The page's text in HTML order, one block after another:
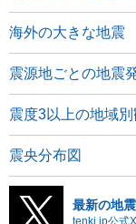
海外の大きな地震
震源地ごとの地震
震度3以上の地域
震央分布図
最新の地
tenki.jp公式